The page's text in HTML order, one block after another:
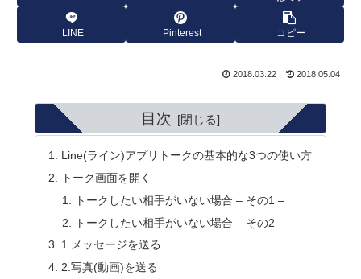
LINE Pinterest コピー
2018.03.22 2018.05.04
目次
Line(ライン)アプリトークの基本的な3つの使い方
トーク画面を開く
トークしたい相手がいない場合 – その1 –
トークしたい相手がいない場合 – その2 –
1.メッセージを送る
2.写真(動画)を送る